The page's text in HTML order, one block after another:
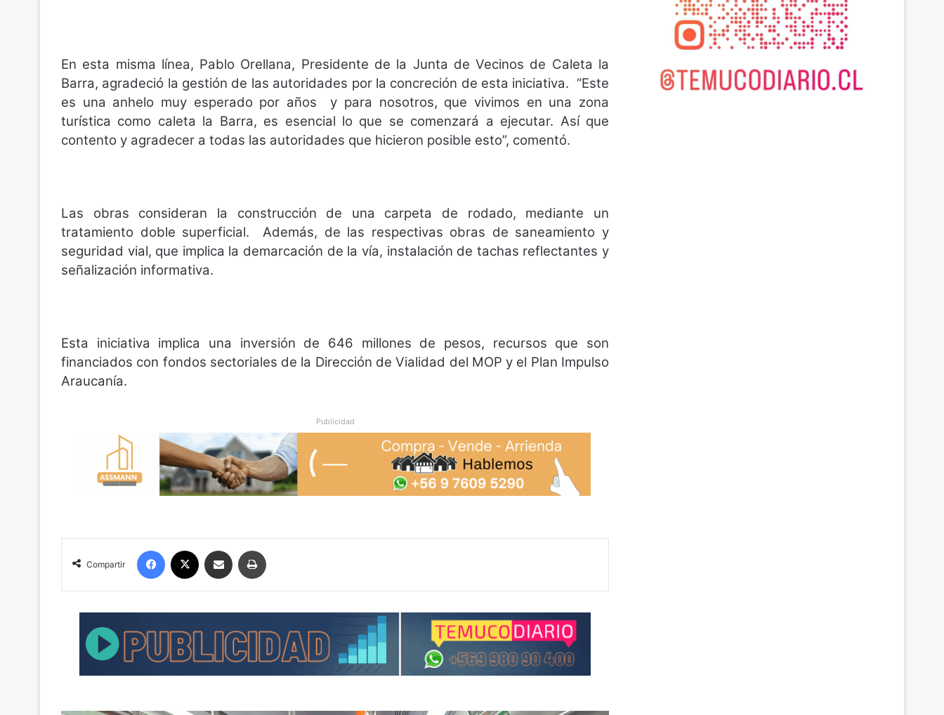
En esta misma línea, Pablo Orellana, Presidente de la Junta de Vecinos de Caleta la
Barra, agradeció la gestión de las autoridades por la concreción de esta iniciativa. “Este
es una anhelo muy esperado por años
y para nosotros, que vivimos en una zona
turística como caleta la Barra, es esencial lo que se comenzará a ejecutar. Así que
contento y agradecer a todas las autoridades que hicieron posible esto”, comentó.
Las obras consideran la construcción de una carpeta de rodado, mediante un
tratamiento doble superficial.
Además, de las respectivas obras de saneamiento y
seguridad vial, que implica la demarcación de la vía, instalación de tachas reflectantes y
señalización informativa.
Esta iniciativa implica una inversión de 646 millones de pesos, recursos que son
financiados con fondos sectoriales de la Dirección de Vialidad del MOP y el Plan Impulso
Araucanía.
Publicidad
Compartir